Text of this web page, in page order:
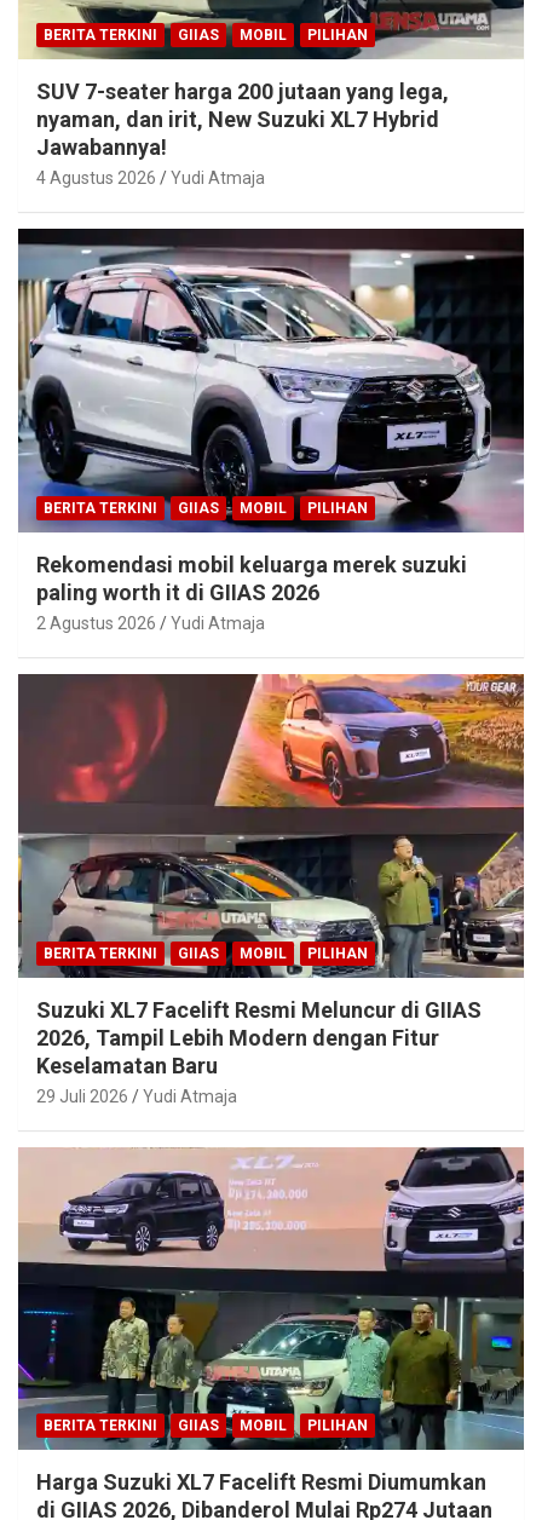
BERITA TERKINI GIIAS MOBIL PILIHAN
SUV 7-seater harga 200 jutaan yang lega,
nyaman, dan irit, New Suzuki XL7 Hybrid
Jawabannya!
4 Agustus 2026 Yudi Atmaja
BERITA TERKINI GIIAS MOBIL PILIHAN
Rekomendasi mobil keluarga merek suzuki
paling worth it di GIIAS 2026
2 Agustus 2026 Yudi Atmaja
BERITA TERKINI GIIAS MOBIL PILIHAN
Suzuki XL7 Facelift Resmi Meluncur di GIIAS
2026, Tampil Lebih Modern dengan Fitur
Keselamatan Baru
29 Juli 2026 Yudi Atmaja
BERITA TERKINI GIIAS MOBIL PILIHAN
Harga Suzuki XL7 Facelift Resmi Diumumkan
di GIIAS 2026, Dibanderol Mulai Rp274 Jutaan